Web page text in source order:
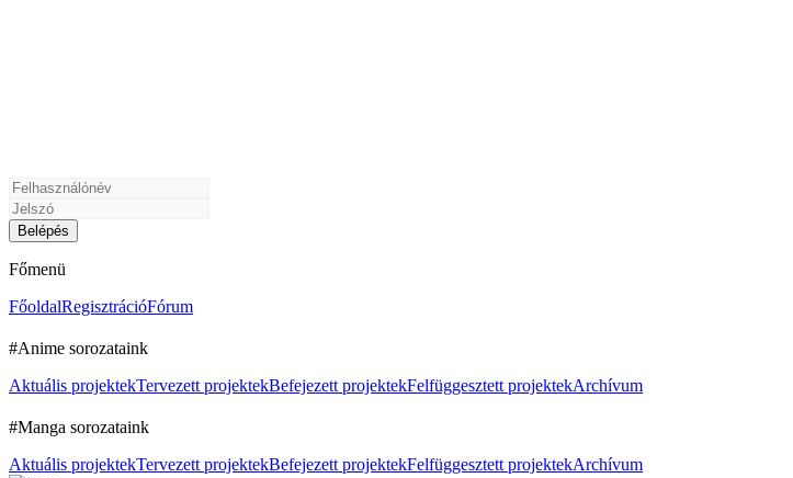
Főmenü
FőoldalRegisztrációFórum
#Anime sorozataink
Aktuális projektekTervezett projektekBefejezett projektekFelfüggesztett projektekArchívum
#Manga sorozataink
Aktuális projektekTervezett projektekBefejezett projektekFelfüggesztett projektekArchívum